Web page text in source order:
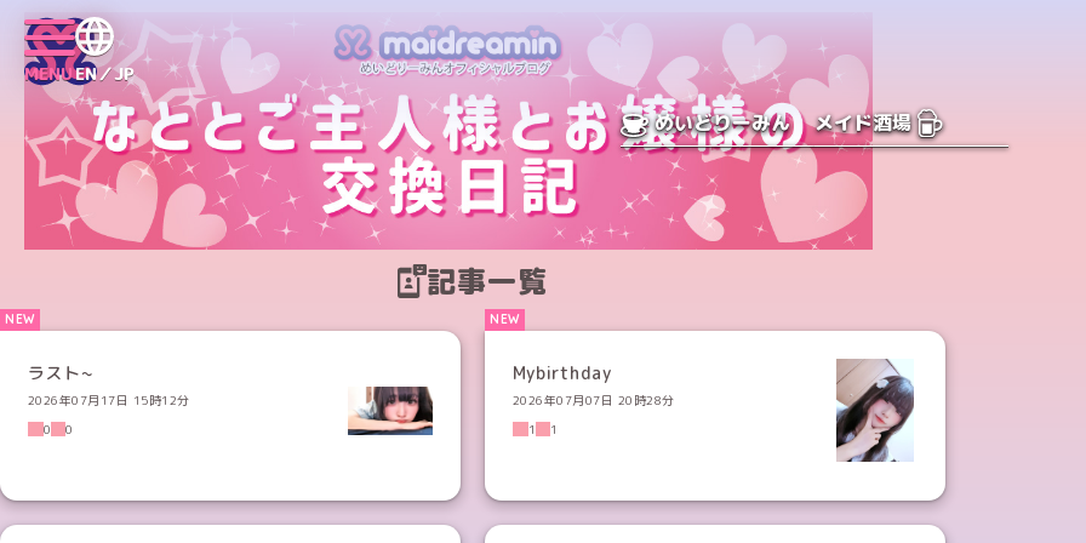
MENUEN／JP
めいどりーみん メイド酒場
記事一覧
ラスト~
2026年07月17日 15時12分
0
0
Mybirthday
2026年07月07日 20時28分
1
1